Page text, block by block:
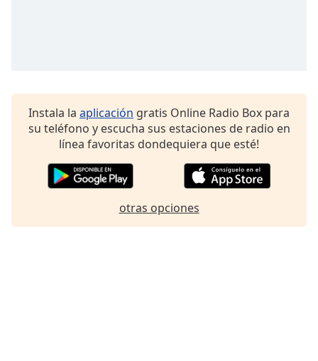
dialog
window.
Instala la aplicación gratis Online Radio Box para
su teléfono y escucha sus estaciones de radio en
línea favoritas dondequiera que esté!
otras opciones